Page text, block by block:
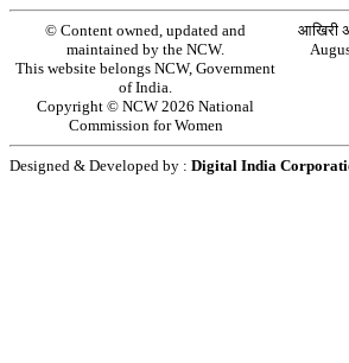
© Content owned, updated and
maintained by the NCW.
This website belongs NCW, Government
of India.
Copyright © NCW 2026 National
Commission for Women
आखिरी
Designed & Developed by : Digital India